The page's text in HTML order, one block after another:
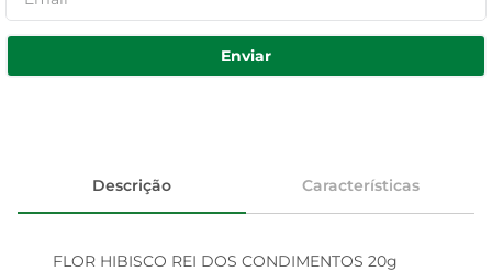
Enviar
Descrição Características
FLOR HIBISCO REI DOS CONDIMENTOS 20g